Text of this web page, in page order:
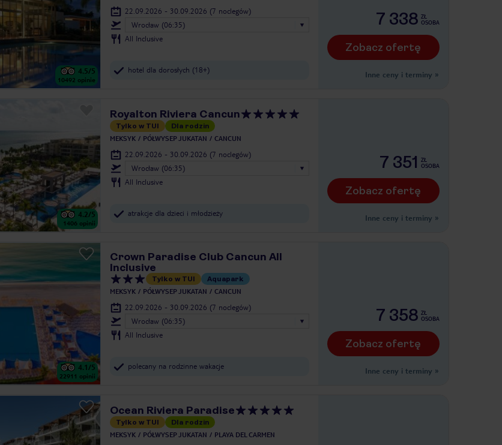
4.5/5
10492 opinie
22.09.2026 - 30.09.2026 (7 noclegów)
Wrocław (06:35)
All Inclusive
hotel dla dorosłych (18+)
7 338 ZŁ
OSOBA
Zobacz ofertę
Inne ceny i terminy »
4.2/5
1406 opinii
Royalton Riviera Cancun
Tylko w TUI Dla rodzin
MEKSYK PÓŁWYSEP JUKATAN CANCUN
22.09.2026 - 30.09.2026 (7 noclegów)
Wrocław (06:35)
All Inclusive
atrakcje dla dzieci i młodzieży
7 351
ZŁ
OSOBA
Zobacz ofertę
Inne ceny i terminy »
4.1/5
22911 opinii
Crown Paradise Club Cancun All
Inclusive
Tylko w TUI Aquapark
MEKSYK PÓŁWYSEP JUKATAN CANCUN
22.09.2026 - 30.09.2026 (7 noclegów)
Wrocław (06:35)
All Inclusive
polecany na rodzinne wakacje
7 358 ZŁ
OSOBA
Zobacz ofertę
Inne ceny i terminy »
Ocean Riviera Paradise
Tylko w TUI Dla rodzin
MEKSYK PÓŁWYSEP JUKATAN PLAYA DEL CARMEN